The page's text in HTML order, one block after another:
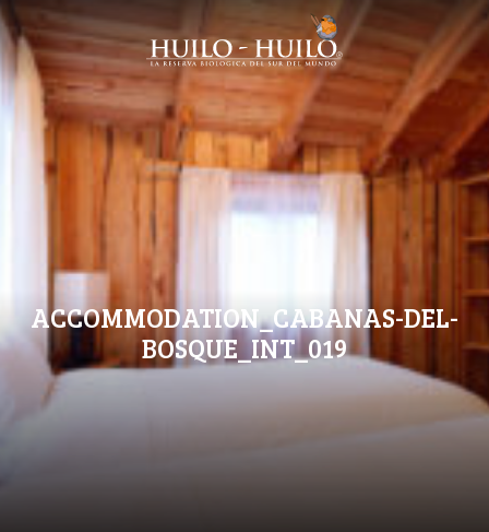
ACCOMMODATION_CABANAS-DEL-
BOSQUE_INT_019